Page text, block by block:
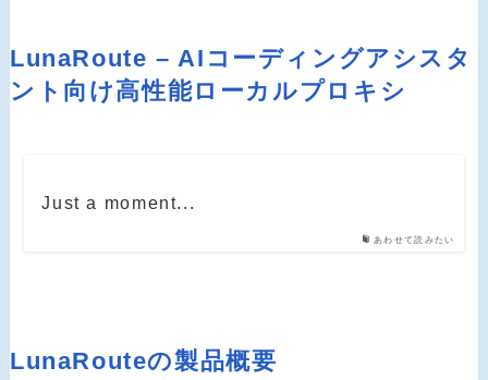
LunaRoute – AIコーディングアシスタ
ント向け高性能ローカルプロキシ
あわせて読みたい
Just a moment...
LunaRouteの製品概要